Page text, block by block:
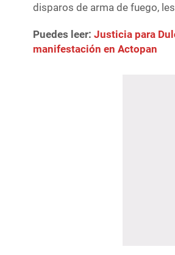
disparos de arma de fuego,
Puedes leer:Justicia para
manifestación en Actopan